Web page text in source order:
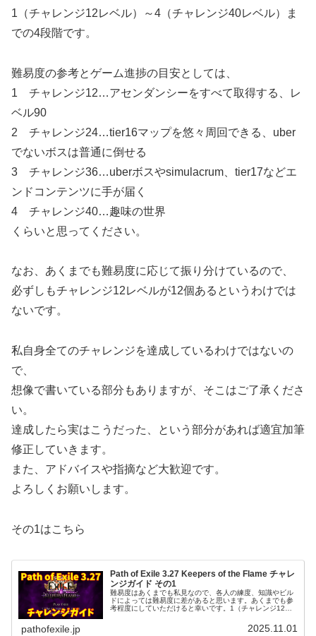
1（チャレンジ12レベル）～4（チャレンジ40レベル）ま
での4段階です。
難易度の参考とゲーム進捗の目安としては、
1 チャレンジ12…アセンダンシーをすべて取得する、レ
ベル90
2 チャレンジ24…tier16マップを悠々周回できる、uber
でないボスは普通に倒せる
3 チャレンジ36…uberボスやsimulacrum、tier17などエ
ンドコンテンツに手が届く
4 チャレンジ40…趣味の世界
くらいと思ってください。
なお、あくまでも難易度に応じて振り分けているので、
必ずしもチャレンジ12レベルが12個あるというわけでは
ないです。
私自身全てのチャレンジを達成しているわけではないの
で、
想像で書いている部分もありますが、そこはご了承くださ
い。
達成したら実はこうだった、という部分があれば適宜加筆
修正していきます。
また、アドバイスや指摘など大歓迎です。
よろしくお願いします。
その1はこちら
Path of Exile 3.27 Keepers of the Flame チャレ
ンジガイド その1
難易度はあくまでも私見なので、各人の練度、知識やビル
ドによっては難易度に差があると思います。あくまでも参
考程度にしていただけると幸いです。1（チャレンジ12レ
pathofexile.jp 2025.11.01